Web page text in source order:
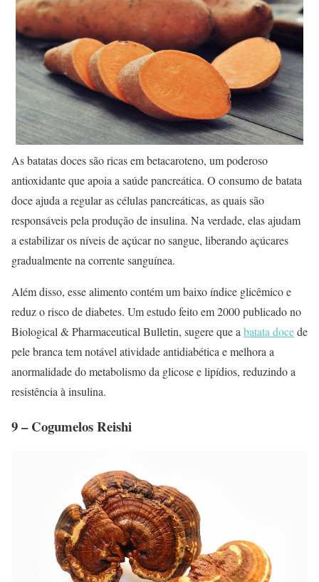
As batatas doces são ricas em betacaroteno, um poderoso
antioxidante que apoia a saúde pancreática. O consumo de batata
doce ajuda a regular as células pancreáticas, as quais são
responsáveis pela produção de insulina. Na verdade, elas ajudam
a estabilizar os níveis de açúcar no sangue, liberando açúcares
gradualmente na corrente sanguínea.
Além disso, esse alimento contém um baixo índice glicêmico e
reduz o risco de diabetes. Um estudo feito em 2000 publicado no
Biological & Pharmaceutical Bulletin, sugere que a batata docede
pele branca tem notável atividade antidiabética e melhora a
anormalidade do metabolismo da glicose e lipídios, reduzindo a
resistência à insulina.
9 – Cogumelos Reishi